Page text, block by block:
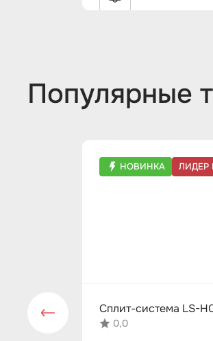
Популярные
НОВИНКА ЛИДЕР
Сплит-система LS-
0,0